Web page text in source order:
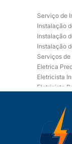
Serviço de
Instalação
Instalação
Instalação
Serviços
Eletrica
Eletricista
Eletricista
Eletricista
Eletricista
Eletricistas
Empresa